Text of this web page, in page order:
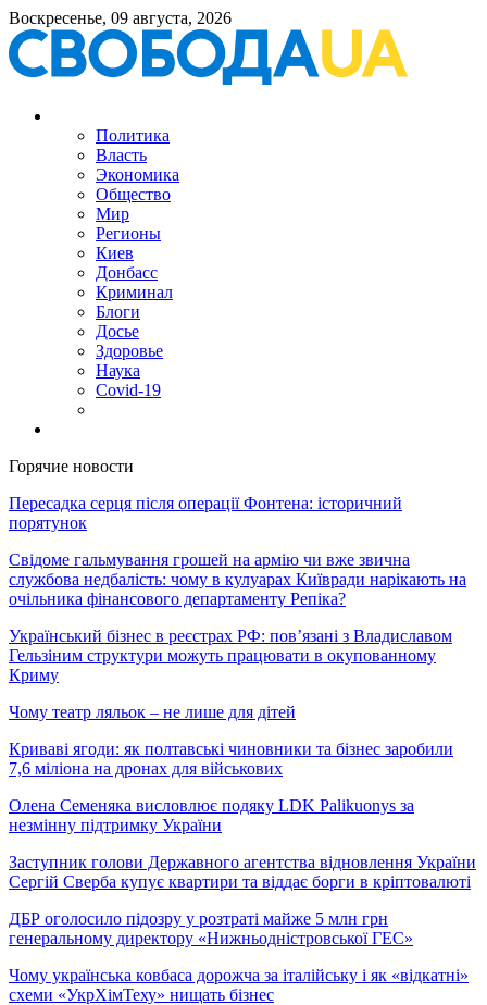
Воскресенье, 09 августа, 2026
Политика
Власть
Экономика
Общество
Мир
Регионы
Киев
Донбасс
Криминал
Блоги
Досье
Здоровье
Наука
Covid-19
Горячие новости
Пересадка серця після операції Фонтена: історичний
порятунок
Свідоме гальмування грошей на армію чи вже звична
службова недбалість: чому в кулуарах Київради нарікають на
очільника фінансового департаменту Репіка?
Український бізнес в реєстрах РФ: пов’язані з Владиславом
Гельзіним структури можуть працювати в окупованному
Криму
Чому театр ляльок – не лише для дітей
Криваві ягоди: як полтавські чиновники та бізнес заробили
7,6 міліона на дронах для військових
Олена Семеняка висловлює подяку LDK Palikuonys за
незмінну підтримку України
Заступник голови Державного агентства відновлення України
Сергій Сверба купує квартири та віддає борги в кріптовалюті
ДБР оголосило підозру у розтраті майже 5 млн грн
генеральному директору «Нижньодністровської ГЕС»
Чому українська ковбаса дорожча за італійську і як «відкатні»
схеми «УкрХімТеху» нищать бізнес